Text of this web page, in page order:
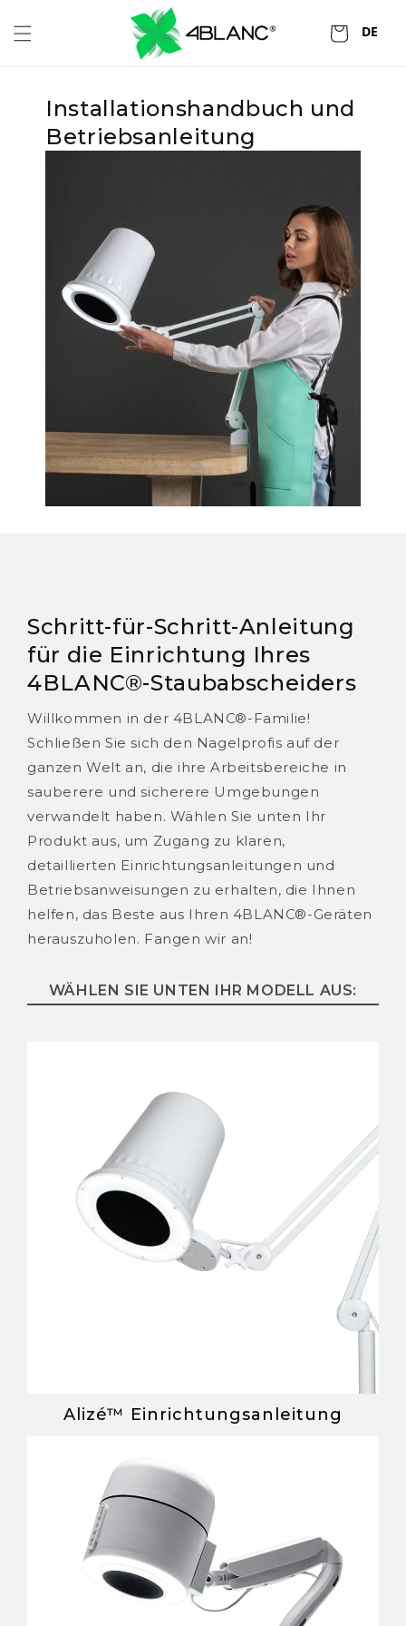
springen
Wagen DE
Installationshandbuch und
Betriebsanleitung
Schritt-für-Schritt-Anleitung
für die Einrichtung Ihres
4BLANC®-Staubabscheiders
Willkommen in der 4BLANC®-Familie!
Schließen Sie sich den Nagelprofis auf der
ganzen Welt an, die ihre Arbeitsbereiche in
sauberere und sicherere Umgebungen
verwandelt haben. Wählen Sie unten Ihr
Produkt aus, um Zugang zu klaren,
detaillierten Einrichtungsanleitungen und
Betriebsanweisungen zu erhalten, die Ihnen
helfen, das Beste aus Ihren 4BLANC®-Geräten
herauszuholen. Fangen wir an!
WÄHLEN SIE UNTEN IHR MODELL AUS:
Alizé™ Einrichtungsanleitung